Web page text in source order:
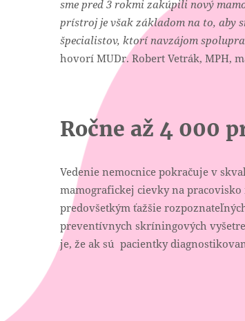
sme pred 3 rokmi zakúpili nový
prístroj je však základom na to, aby
špecialistov, ktorí navzájom
hovorí MUDr. Robert Vetrák, MPH,
Ročne až 4 000
Vedenie nemocnice pokračuje v
mamografickej cievky na
predovšetkým ťažšie
preventívnych skríningových
je, že ak sú pacientky